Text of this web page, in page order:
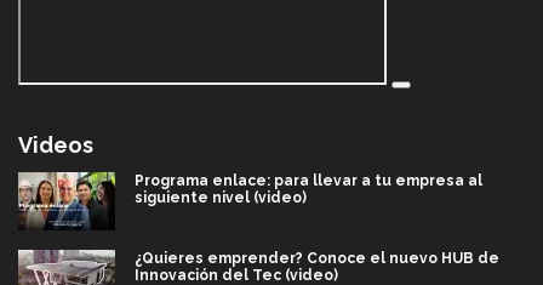
Videos
Programa enlace: para llevar a tu empresa al
siguiente nivel (video)
¿Quieres emprender? Conoce el nuevo HUB de
Innovación del Tec (video)